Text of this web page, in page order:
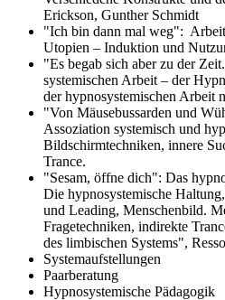
Erickson, Gunther Schmidt
"Ich bin dann mal weg": Arbeit
Utopien – Induktion und
"Es begab sich aber zu der
systemischen Arbeit – der
der hypnosystemischen Arbeit
"Von Mäusebussarden und
Assoziation systemisch und
Bildschirmtechniken, innere
Trance.
"Sesam, öffne dich": Das
Die hypnosystemische
und Leading, Menschenbild.
Fragetechniken, indirekte
des limbischen Systems",
Systemaufstellungen
Paarberatung
Hypnosystemische Pädagogik